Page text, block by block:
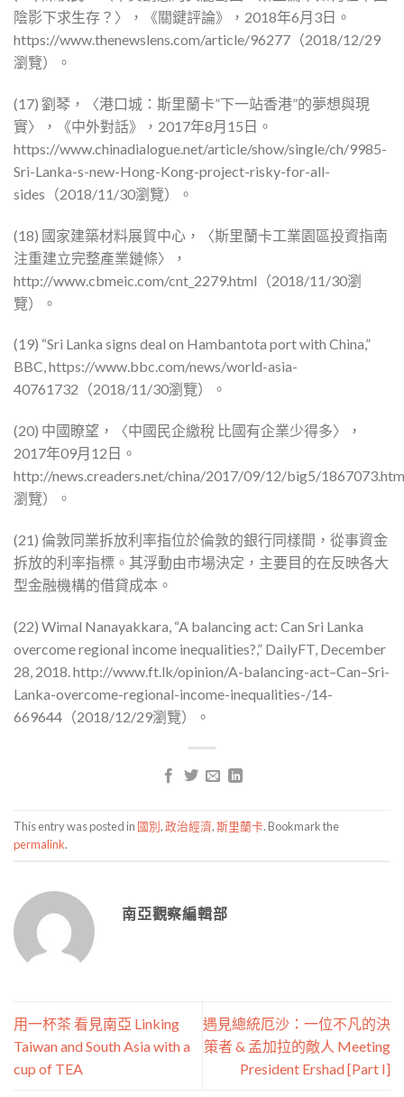
陰影下求生存？〉，《關鍵評論》，2018年6月3日。
https://www.thenewslens.com/article/96277（2018/12/29
瀏覽）。
(17) 劉琴，〈港口城：斯里蘭卡”下一站香港”的夢想與現
實〉，《中外對話》，2017年8月15日。
https://www.chinadialogue.net/article/show/single/ch/9985-
Sri-Lanka-s-new-Hong-Kong-project-risky-for-all-
sides（2018/11/30瀏覽）。
(18) 國家建築材料展貿中心，〈斯里蘭卡工業園區投資指南
注重建立完整產業鏈條〉，
http://www.cbmeic.com/cnt_2279.html（2018/11/30瀏
覽）。
(19) “Sri Lanka signs deal on Hambantota port with China,”
BBC, https://www.bbc.com/news/world-asia-
40761732（2018/11/30瀏覽）。
(20) 中國瞭望，〈中國民企繳稅 比國有企業少得多〉，
2017年09月12日。
http://news.creaders.net/china/2017/09/12/big5/
瀏覽）。
(21) 倫敦同業拆放利率指位於倫敦的銀行同樣間，從事資金
拆放的利率指標。其浮動由市場決定，主要目的在反映各大
型金融機構的借貸成本。
(22) Wimal Nanayakkara, “A balancing act: Can Sri Lanka
overcome regional income inequalities?,” DailyFT, December
28, 2018. http://www.ft.lk/opinion/A-balancing-act–Can–Sri-
Lanka-overcome-regional-income-inequalities-/14-
669644（2018/12/29瀏覽）。
This entry was posted in 國別,政治經濟,斯里蘭卡. Bookmark the
permalink.
南亞觀察編輯部
用一杯茶 看見南亞 Linking
Taiwan and South Asia with a
cup of TEA
遇見總統厄沙：一位不凡的決
策者 & 孟加拉的敵人 Meeting
President Ershad [Part I]